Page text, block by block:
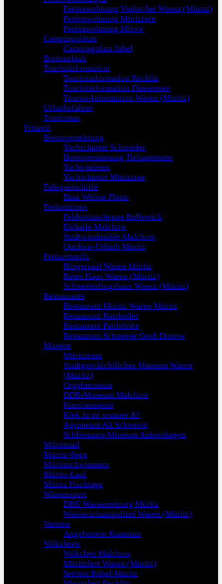
Ferienwohnung Vielist bei Waren (Müritz)
Ferienwohnung Müritzsee
Ferienwohnung Mirow
Campingplätze
Campingplatz Jabel
Bootsurlaub
Touristinformation
Touristinformation Rechlin
Touristinformation Fleesensee
Tourist-Information Waren (Müritz)
Urlaubsführer
Tourismus
Freizeit
Bootsvermietung
Yachtcharter Schroeder
Bootsvermietung Tiefwarensee
Yacht-mieten
Yachtcharter Müritzsee
Fahrgastschiffe
Blau Weisse Flotte
Freizeittipps
Feldsteinscheune Bollewick
Eishalle Malchow
Stadtwindmühle Malchow
Outdoor-Urlaub Müritz
Freizeittreffs
Bürgersaal Waren Müritz
Rotes Haus Waren (Müritz)
Schmetterlingshaus Waren (Müritz)
Restaurants
Restaurant Moritz Waren Müritz
Restaurant Ratskeller
Restaurant Paulshöhe
Restaurant Schmiede Groß Dratow
Museen
Müritzeum
Stadtgeschichtliches Museum Waren
(Müritz)
Orgelmuseum
DDR-Museum Malchow
Kunstmuseum
Kiek in un wunner di!
Agroneum Alt Schwerin
Schliemann-Museum Ankershagen
Müritzsail
Müritz-Saga
Müritzschwimmen
Müritz-Lauf
Müritz Fischtage
Wassersport
DRK Wasserrettung Müritz
Wasserschutzpolizei Waren (Müritz)
Vereine
Angelverein Kamerun
Volksfeste
Volksfest Malchow
Müritzfest Waren (Müritz)
Seefest Röbel/Müritz